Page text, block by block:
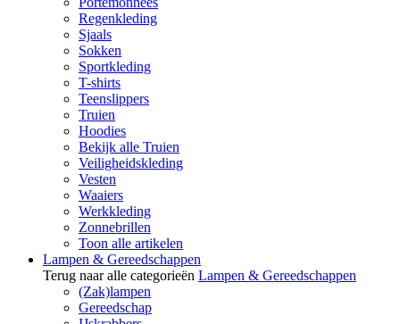
Regenkleding
Sjaals
Sokken
Sportkleding
T-shirts
Teenslippers
Truien
Hoodies
Bekijk alle Truien
Veiligheidskleding
Vesten
Waaiers
Werkkleding
Zonnebrillen
Toon alle artikelen
Lampen & Gereedschappen
Terug naar alle categorieën Lampen & Gereedschappen
(Zak)lampen
Gereedschap